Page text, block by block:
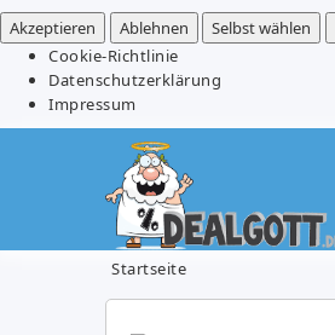
Akzeptieren
Ablehnen Selbst wählen
Cookie-Richtlinie
Datenschutzerklärung
Impressum
Startseite